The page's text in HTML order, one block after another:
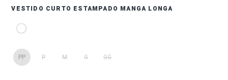
VESTIDO CURTO ESTAMPADO MANGA LONGA
PP P M G GG